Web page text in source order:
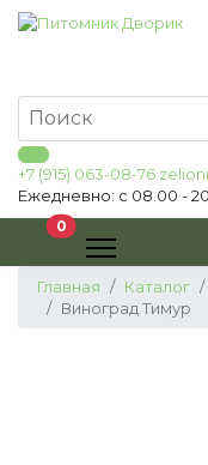
+7 (915) 063-08-76
Ежедневно: с 08.00 -
0В корзину
Главная Каталог
Виноград Тимур